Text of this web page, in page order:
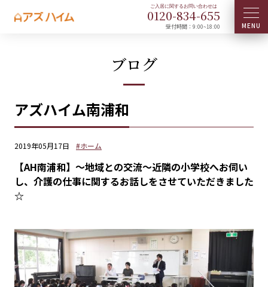
0120-834-655
受付時間：9:00~18:00
ブログ
アズハイム南浦和
2019年05月17日 #ホーム
【AH南浦和】～地域との交流～近隣の小学校へお伺い
し、介護の仕事に関するお話しをさせていただきました
☆